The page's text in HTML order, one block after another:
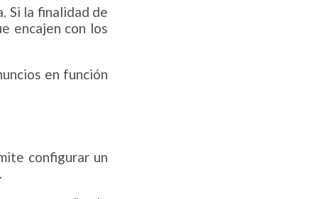
Si la finalidad de
encajen con los
en función
configurar un